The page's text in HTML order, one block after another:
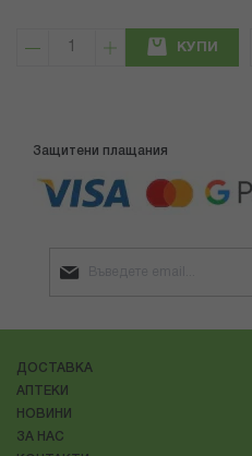
КУПИ
Защитени плащания
ДОСТАВКА
АПТЕКИ
НОВИНИ
ЗА НАС